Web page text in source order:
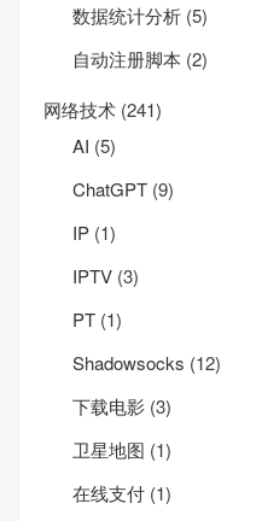
数据统计分析 (5)
自动注册脚本 (2)
网络技术 (241)
AI (5)
ChatGPT (9)
IP (1)
IPTV (3)
PT (1)
Shadowsocks (12)
下载电影 (3)
卫星地图 (1)
在线支付 (1)